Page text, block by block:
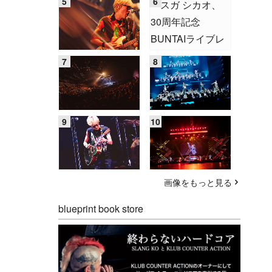
画像をもっと見る
blueprint book store